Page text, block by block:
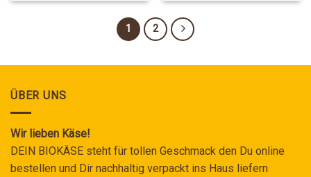
1 2
ÜBER UNS
Wir lieben Käse!
DEIN BIOKÄSE steht für tollen Geschmack den Du online
bestellen und Dir nachhaltig verpackt ins Haus liefern